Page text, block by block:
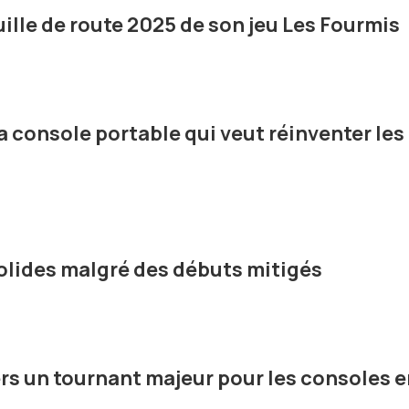
de route 2025 de son jeu Les Fourmis
console portable qui veut réinventer les
malgré des débuts mitigés
un tournant majeur pour les consoles